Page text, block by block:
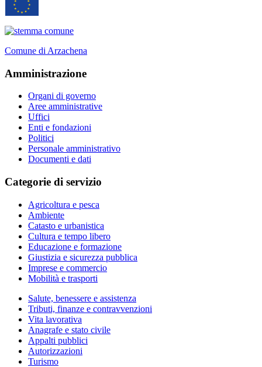
Comune di Arzachena
Amministrazione
Organi di governo
Aree amministrative
Uffici
Enti e fondazioni
Politici
Personale amministrativo
Documenti e dati
Categorie di servizio
Agricoltura e pesca
Ambiente
Catasto e urbanistica
Cultura e tempo libero
Educazione e formazione
Giustizia e sicurezza pubblica
Imprese e commercio
Mobilità e trasporti
Salute, benessere e assistenza
Tributi, finanze e contravvenzioni
Vita lavorativa
Anagrafe e stato civile
Appalti pubblici
Autorizzazioni
Turismo